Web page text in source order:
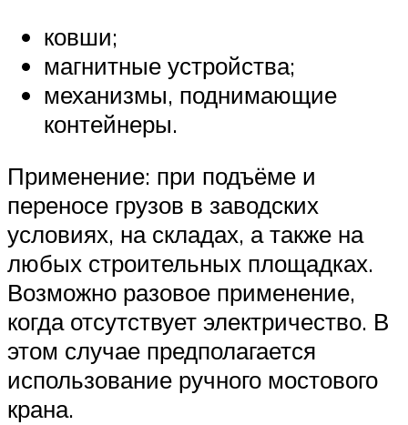
ковши;
магнитные устройства;
механизмы, поднимающие
контейнеры.
Применение: при подъёме и
переносе грузов в заводских
условиях, на складах, а также на
любых строительных площадках.
Возможно разовое применение,
когда отсутствует электричество. В
этом случае предполагается
использование ручного мостового
крана.